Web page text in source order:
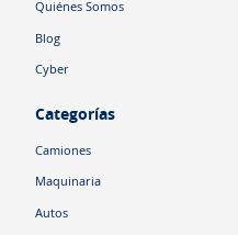
Quiénes Somos
Blog
Cyber
Categorías
Camiones
Maquinaria
Autos